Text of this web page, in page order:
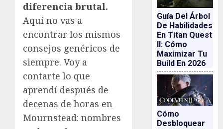
diferencia brutal.
Aquí no vas a
encontrar los mismos
consejos genéricos de
siempre. Voy a
contarte lo que
aprendí después de
decenas de horas en
Mournstead: nombres
Guía Del Árbol
De Habilidades
En Titan Quest
II: Cómo
Maximizar Tu
Build En 2026
Cómo
Desbloquear